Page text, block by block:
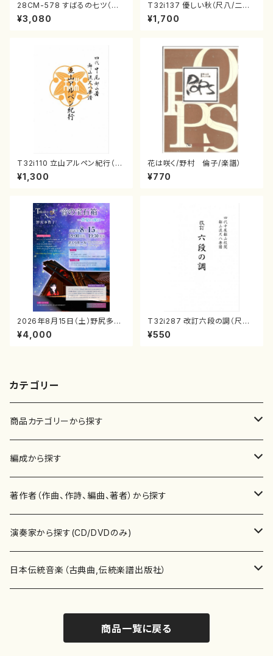
28CM-578 すばるの七ツ（二
十絃箏/クラリネット/ヴァイオリ
ン/チェロ/吉松 隆：/CD）
¥3,080
T32i137 優しい秋（尺八/二代
山本邦山/尺八/都山式譜）都山
流公刊楽譜曲番:586
¥1,700
T32i110 立山アルペン紀行（尺
八/初代 石垣征山/尺八/都山式
譜）都山流公刊楽譜曲番:559
¥1,300
花は咲く/野村 倫子/楽譜）
¥770
2026年8月15日（土）野尻多佳
子ピアノリサイタル 音の宝石
箱チケット一般
¥4,000
T32i287 改訂六段の調（尺八/
八橋検校/楽譜）都山no:1142
¥550
カテゴリー
商品カテゴリーから探す
楽譜
書籍
書籍
テキストブック
CD・DVD
チケット
編成から探す
邦楽器
箏・琴（ソロ）
箏・琴（合奏）
合唱
混声合唱
歌・声
洋楽器（弦楽器）
著作者（作曲、作詩、編曲、著者）から探す
あ行
青木省三(アオキ ショウゾウ)
か行
蔭山滸山(カゲヤマ キョザン)
斉藤松声(サイトウ ショウセイ)
演奏家から探す(CD/DVDのみ)
邦楽（箏、三味線、尺八等）演奏家
應和惠子（声楽・ソプラノ）
洋楽-鍵盤楽器（ピアノ、オルガン等）演奏家
日本伝統音楽（古典曲,伝統楽譜出版社）
宮城道雄（宮城宗家監修）
地歌箏曲（三絃古典楽譜）
商品一覧に戻る